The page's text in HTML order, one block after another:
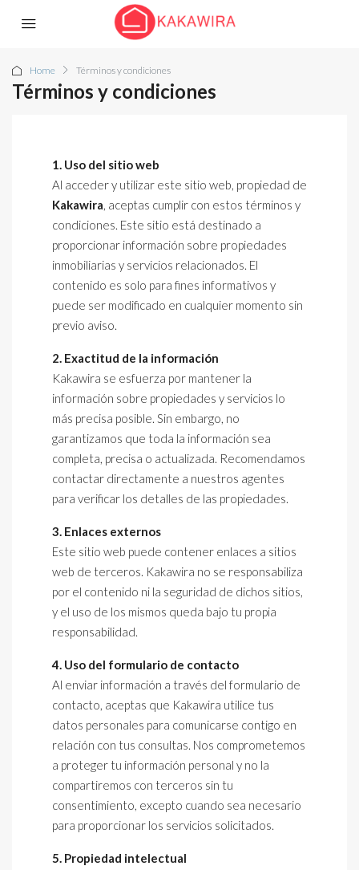
Home Términos y condiciones
Términos y condiciones
1. Uso del sitio web
Al acceder y utilizar este sitio web, propiedad de
Kakawira, aceptas cumplir con estos términos y
condiciones. Este sitio está destinado a
proporcionar información sobre propiedades
inmobiliarias y servicios relacionados. El
contenido es solo para fines informativos y
puede ser modificado en cualquier momento sin
previo aviso.
2. Exactitud de la información
Kakawira se esfuerza por mantener la
información sobre propiedades y servicios lo
más precisa posible. Sin embargo, no
garantizamos que toda la información sea
completa, precisa o actualizada. Recomendamos
contactar directamente a nuestros agentes
para verificar los detalles de las propiedades.
3. Enlaces externos
Este sitio web puede contener enlaces a sitios
web de terceros. Kakawira no se responsabiliza
por el contenido ni la seguridad de dichos sitios,
y el uso de los mismos queda bajo tu propia
responsabilidad.
4. Uso del formulario de contacto
Al enviar información a través del formulario de
contacto, aceptas que Kakawira utilice tus
datos personales para comunicarse contigo en
relación con tus consultas. Nos comprometemos
a proteger tu información personal y no la
compartiremos con terceros sin tu
consentimiento, excepto cuando sea necesario
para proporcionar los servicios solicitados.
5. Propiedad intelectual